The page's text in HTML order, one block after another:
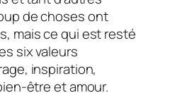
de choses ont
mais ce qui est resté
six valeurs
inspiration,
être et amour.